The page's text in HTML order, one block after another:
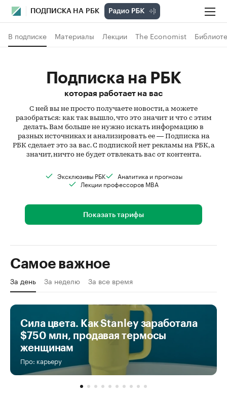
ПОДПИСКА НА РБК
В подписке Материалы Лекции The Economist
Подписка на РБК
которая работает на вас
С ней вы не просто получаете новости, а можете
разобраться: как так вышло, что это значит и что с этим
делать. Вам больше не нужно искать информацию в
разных источниках и анализировать ее — Подписка на
РБК сделает это за вас. С подпиской нет рекламы на РБК, а
значит, ничто не будет отвлекать вас от контента.
Эксклюзивы РБК
Аналитика и прогнозы
Лекции профессоров MBA
Показать тарифы
Самое важное
За день За неделю За все время
Сила цвета. Как Stanley заработала
$750 млн, продавая термосы
женщинам
Про: карьеру